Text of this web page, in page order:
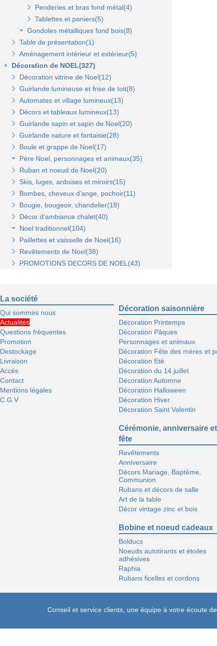
Autres supports(5)
Bras et penderies pour panneaux standard(0)
Penderies et bras fond métal(4)
Tablettes et paniers(5)
Gondoles métalliques fond bois(8)
Gondole simple de départ fond bois(0)
Montant terminal pour fond bois(0)
Penderies et bras fond bois(4)
Tablettes(4)
Table de présentation(1)
Aménagement intérieur et extérieur(5)
Décoration de NOEL(327)
Décoration vitrine de Noel(12)
Guirlande lumineuse et frise de toit(8)
Automates et village lumineux(13)
Décors et tableaux lumineux(13)
Guirlande sapin et sapin de Noel(20)
Guirlande nature et fantaisie(28)
Boule et grappe de Noel(17)
Père Noel, personnages et animaux(35)
Animaux et personnages(18)
Bonhomme de neige(11)
Père Noel(13)
Ruban et noeud de Noel(20)
Skis, luges, ardoises et miroirs(15)
Bombes, cheveux d’ange, pochoir(11)
Bougie, bougeoir, chandelier(18)
Décor d'ambiance chalet(40)
Noel traditionnel(104)
Décorations de sapin(45)
Stickers de Noel(23)
Centre de table, décors et cotillons(37)
Paillettes et vaisselle de Noel(16)
Revêtements de Noel(38)
PROMOTIONS DECORS DE NOEL(43)
La société
Qui sommes nous
Actualités
Questions fréquentes
Promotion
Destockage
Livraison
Accés
Contact
Mentions légales
C.G.V
Décoration saisonnière
Décoration Printemps
Décoration Pâques
Personnages et animaux
Décoration Fête des mères et
Décoration Eté
Décoration du 14 juillet
Décoration Automne
Décoration Halloween
Décoration Hiver
Décoration Saint Valentin
Cérémonie, anniversaire et
fête
Revêtements
Anniversaire
Décors Mariage, Baptême,
Communion
Rubans et décors de salle
Art de la table
Décor vintage zinc et bois
Bobine et noeud cadeaux
Bolducs
Noeuds autotirants et étoiles
adhésives
Raphia
Rubans ficelles et cordons
Conseil et service clients, une équipe à votre écoute